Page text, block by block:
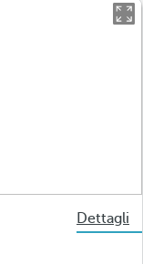
Dettagli